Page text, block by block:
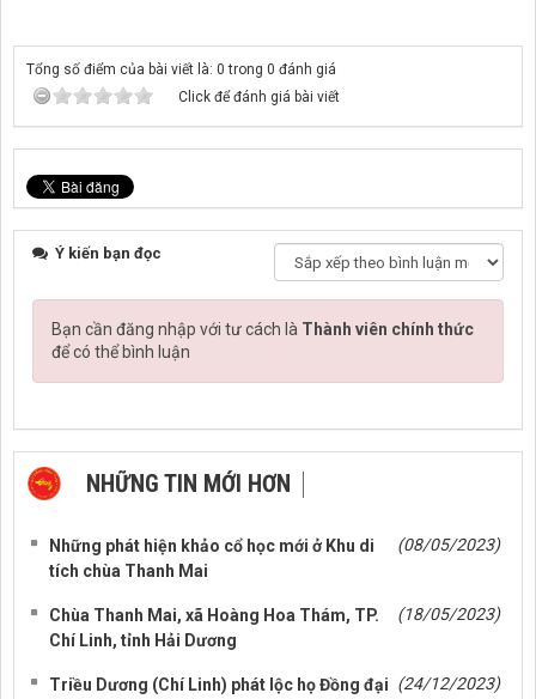
Tổng số điểm của bài viết là: 0 trong 0 đánh giá
Click để đánh giá bài viết
Ý kiến bạn đọc
Bạn cần đăng nhập với tư cách là Thành viên chính thức
để có thể bình luận
NHỮNG TIN MỚI HƠN
Những phát hiện khảo cổ học mới ở Khu di
tích chùa Thanh Mai
(08/05/2023)
Chùa Thanh Mai, xã Hoàng Hoa Thám, TP.
Chí Linh, tỉnh Hải Dương
(18/05/2023)
Triều Dương (Chí Linh) phát lộc họ Đồng đại (24/12/2023)